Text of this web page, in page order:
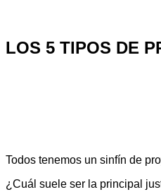
LOS 5 TIPOS DE
Todos tenemos un sinfín de
¿Cuál suele ser la principal